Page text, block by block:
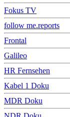
Fokus TV
follow me.reports
Frontal
Galileo
HR Fernsehen
Kabel 1 Doku
MDR Doku